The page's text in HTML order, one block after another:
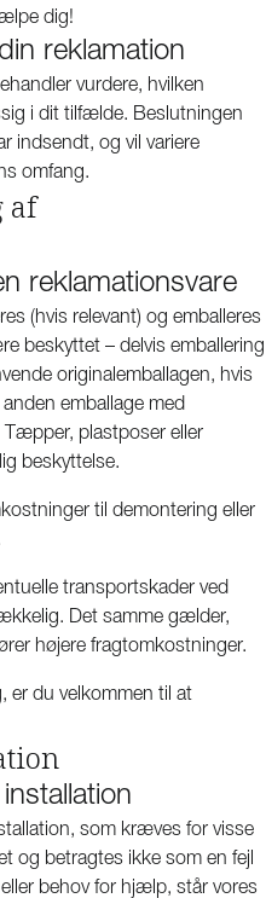
dig!
reklamation
vurdere, hvilken
i dit tilfælde. Beslutningen
indsendt, og vil variere
omfang.
af
reklamationsvare
(hvis relevant) og emballeres
beskyttet – delvis emballering
originalemballagen, hvis
emballage med
Tæpper, plastposer eller
beskyttelse.
til demontering eller
transportskader ved
Det samme gælder,
højere fragtomkostninger.
er du velkommen til at
som kræves for visse
og betragtes ikke som en fejl
behov for hjælp, står vores